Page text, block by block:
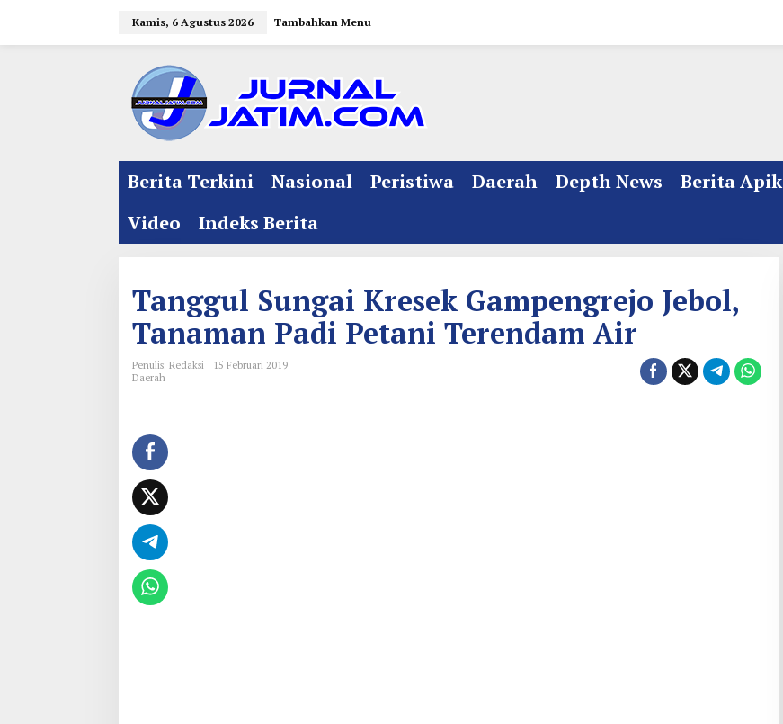
Kamis, 6 Agustus 2026 Tambahkan Menu
Berita Terkini Nasional Peristiwa Daerah Depth News Berita Apik
Video
Indeks Berita
Tanggul Sungai Kresek Gampengrejo Jebol,
Tanaman Padi Petani Terendam Air
Penulis: Redaksi
15 Februari 2019
Daerah